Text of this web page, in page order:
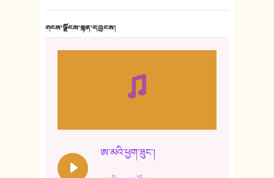
གངས་ལྗོངས་སྙན་དབྱངས།
ཨ་མའི་ཕྱག་ཟུང་།